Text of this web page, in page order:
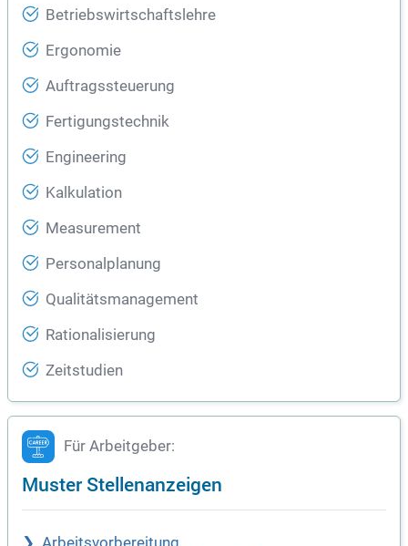
Betriebswirtschaftslehre
Ergonomie
Auftragssteuerung
Fertigungstechnik
Engineering
Kalkulation
Measurement
Personalplanung
Qualitätsmanagement
Rationalisierung
Zeitstudien
Für Arbeitgeber:
Muster Stellenanzeigen